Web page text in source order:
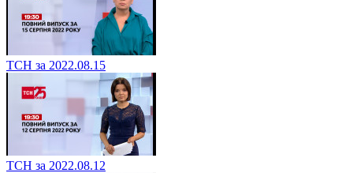
ТСН за 2022.08.15
ТСН за 2022.08.12